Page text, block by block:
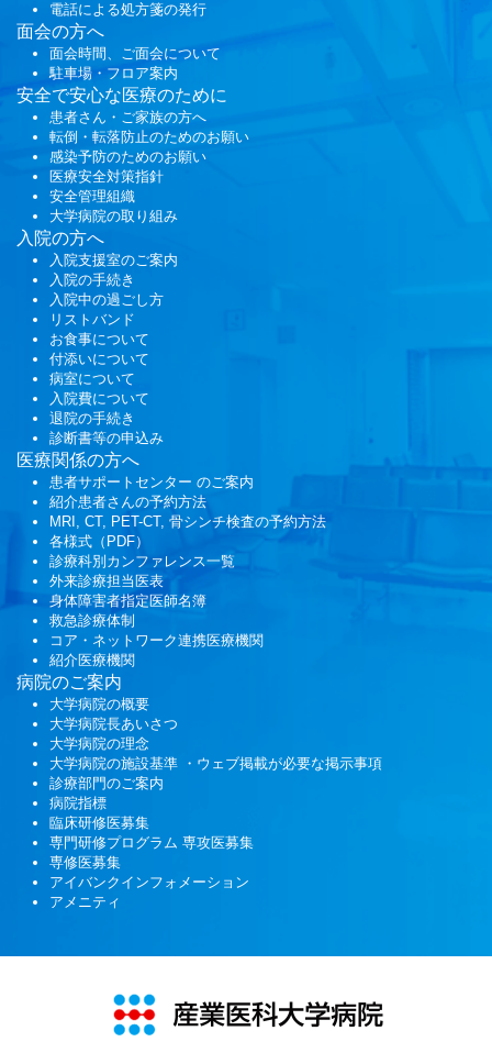
電話による処方箋の発行
面会の方へ
面会時間、ご面会について
駐車場・フロア案内
安全で安心な医療のために
患者さん・ご家族の方へ
転倒・転落防止のためのお願い
感染予防のためのお願い
医療安全対策指針
安全管理組織
大学病院の取り組み
入院の方へ
入院支援室のご案内
入院の手続き
入院中の過ごし方
リストバンド
お食事について
付添いについて
病室について
入院費について
退院の手続き
診断書等の申込み
医療関係の方へ
患者サポートセンター のご案内
紹介患者さんの予約方法
MRI, CT, PET-CT, 骨シンチ検査の予約方法
各様式（PDF）
診療科別カンファレンス一覧
外来診療担当医表
身体障害者指定医師名簿
救急診療体制
コア・ネットワーク連携医療機関
紹介医療機関
病院のご案内
大学病院の概要
大学病院長あいさつ
大学病院の理念
大学病院の施設基準 ・ウェブ掲載が必要な掲示事項
診療部門のご案内
病院指標
臨床研修医募集
専門研修プログラム 専攻医募集
専修医募集
アイバンクインフォメーション
アメニティ